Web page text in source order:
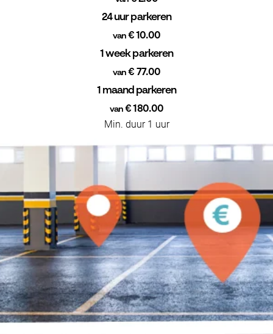
24 uur parkeren
van€ 10.00
1 week parkeren
van € 77.00
1 maand parkeren
van € 180.00
Min. duur 1 uur